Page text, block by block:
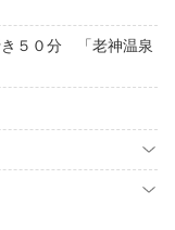
き５０分 「老神温泉